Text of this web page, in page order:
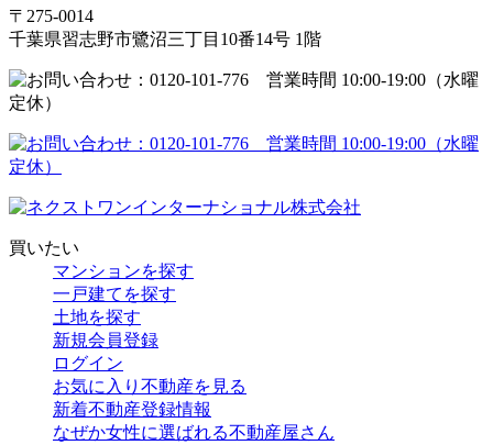
〒275-0014
千葉県習志野市鷺沼三丁目10番14号 1階
買いたい
マンションを探す
一戸建てを探す
土地を探す
新規会員登録
ログイン
お気に入り不動産を見る
新着不動産登録情報
なぜか女性に選ばれる不動産屋さん